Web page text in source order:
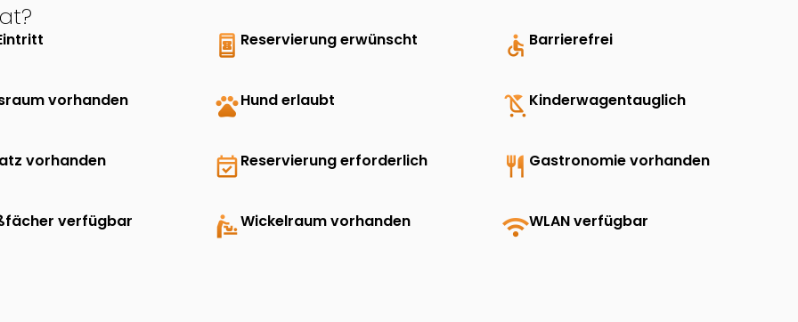
book_online Reservierung erwünscht accessible Barrierefrei
vorhanden petsHund erlaubt child_friendly Kinderwagentauglich
vorhanden event_availableReservierung erforderlich restaurant Gastronomie vorhanden
verfügbar baby_changing_stationWickelraum vorhanden wifiWLAN verfügbar